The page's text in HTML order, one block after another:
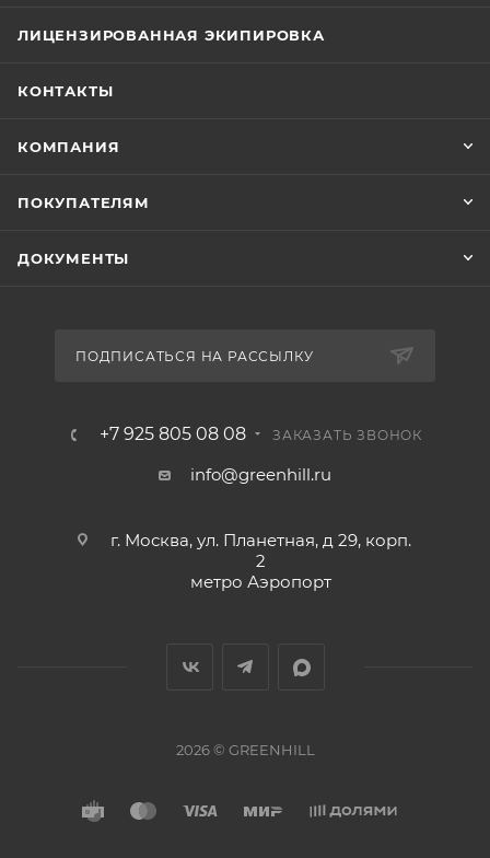
ЛИЦЕНЗИРОВАННАЯ ЭКИПИРОВКА
КОНТАКТЫ
КОМПАНИЯ
ПОКУПАТЕЛЯМ
ДОКУМЕНТЫ
ПОДПИСАТЬСЯ НА РАССЫЛКУ
+7 925 805 08 08 ЗАКАЗАТЬ ЗВОНОК
info@greenhill.ru
г. Москва, ул. Планетная, д 29, корп.
2
метро Аэропорт
2026 © GREENHILL